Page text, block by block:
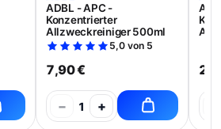
ADBL - APC -
Konzentrierter
Allzweckreiniger 500ml
5,0 von 5
7,90 €
− 1 +